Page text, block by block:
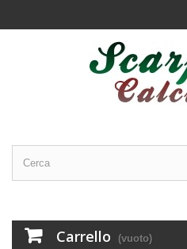
Carrello (vuoto)